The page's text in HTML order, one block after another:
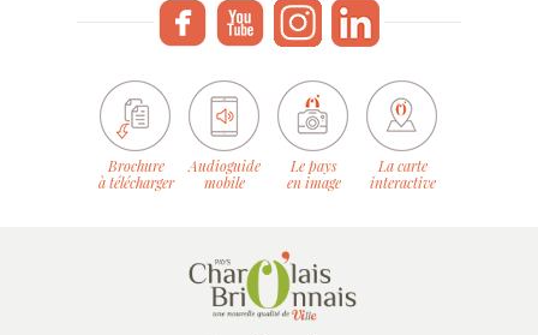
Brochure
à télécharger
Audioguide
mobile
Le pays
en image
La carte
interactive